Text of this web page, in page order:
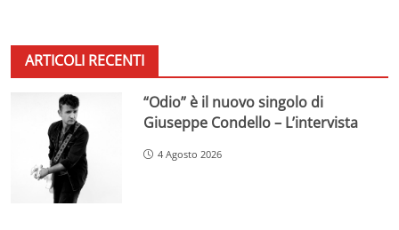
ARTICOLI RECENTI
“Odio” è il nuovo singolo di
Giuseppe Condello – L’intervista
4 Agosto 2026